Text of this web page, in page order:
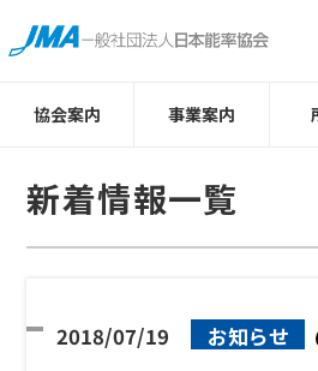
協会案内 事業案内
新着情報一覧
2018/07/19 お知らせ